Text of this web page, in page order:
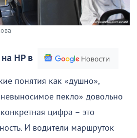
НР в
понятия как «душно»,
пекло» довольно
цифра – это
И водители маршруток